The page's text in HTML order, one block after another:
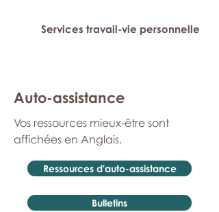
Services travail-vie personnelle
Auto-assistance
Vos ressources mieux-être sont
affichées en Anglais.
Ressources d'auto-assistance
Bulletins